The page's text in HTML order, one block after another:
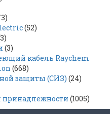
(52)
(3)
кабель Raychem
(668)
защиты (СИЗ) (24)
принадлежности (1005)